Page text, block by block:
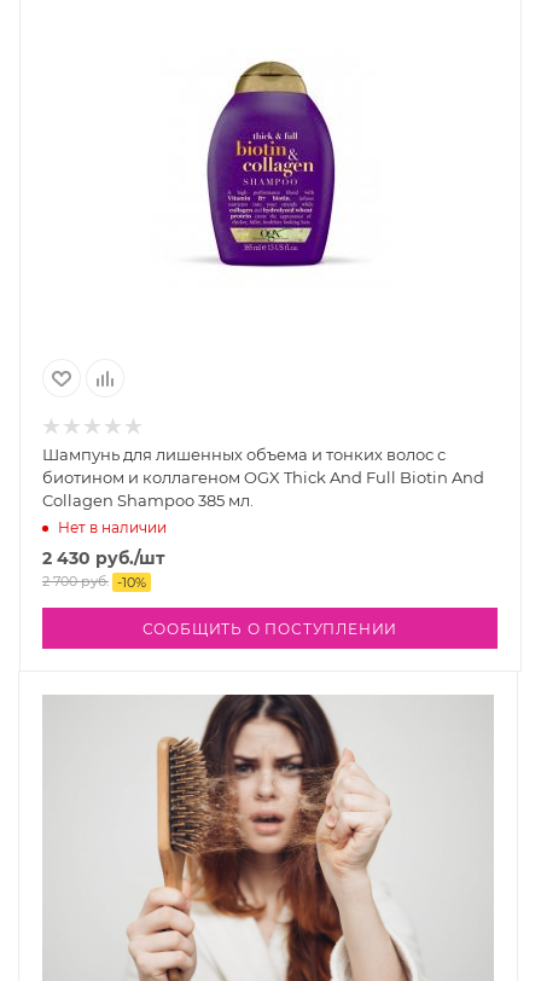
Шампунь для лишенных объема и тонких волос с
биотином и коллагеном OGX Thick And Full Biotin And
Collagen Shampoo 385 мл.
Нет в наличии
2 430 руб./шт
2 700руб. -10%
СООБЩИТЬ О ПОСТУПЛЕНИИ